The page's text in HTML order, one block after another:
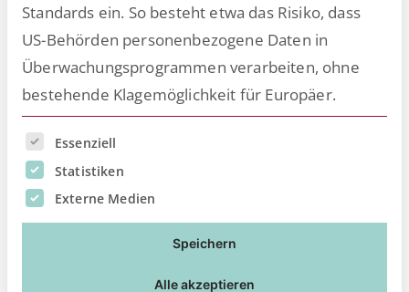
SAP
Artikel lesen
Standards ein. So besteht etwa das Risiko, dass
US-Behörden personenbezogene Daten in
Überwachungsprogrammen verarbeiten, ohne
bestehende Klagemöglichkeit für Europäer.
Es folgt eine Liste der Service-Gruppen, für die eine
Essenziell
Statistiken
Externe Medien
Speichern
Alle akzeptieren